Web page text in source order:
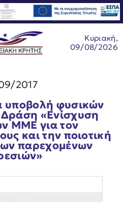
Κυριακή,
09/08/2026
2017
υποβολή φυσικών
«Ενίσχυση
ΜΜΕ για τον
και την ποιοτική
παρεχομένων